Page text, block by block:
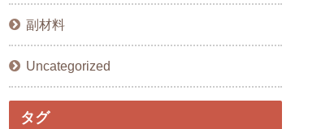
副材料
Uncategorized
タグ